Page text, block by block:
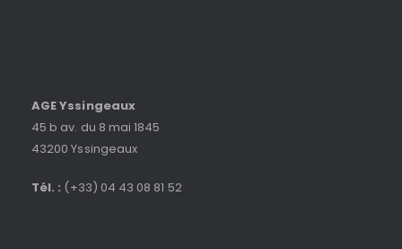
AGE Yssingeaux
45 b av. du 8 mai 1845
43200 Yssingeaux
Tél. : (+33) 04 43 08 81 52